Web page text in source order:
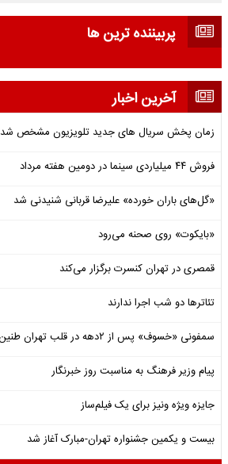
پربیننده ترین ها
آخرین اخبار
زمان پخش سریال های جدید تلویزیون مشخص شد
فروش ۴۴ میلیاردی سینما در دومین هفته‌ مرداد
«گل‌های باران خورده» علیرضا قربانی شنیدنی شد
«بایکوت» روی صحنه می‌رود
قمصری در تهران کنسرت برگزار می‌کند
تئاترها دو شب اجرا ندارند
سمفونی «خسوف» پس از ۲دهه در قلب تهران طنین انداز شد
پیام وزیر فرهنگ به مناسبت روز خبرنگار
جایزه ویژه ونیز برای یک فیلم‌ساز
بیست و یکمین جشنواره تهران-مبارک آغاز شد